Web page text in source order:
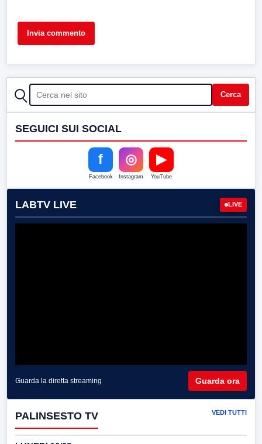
CERCA Cerca
SEGUICI SUI SOCIAL
f
Facebook
◎
Instagram
▶
YouTube
LABTV LIVE LIVE
Guarda la diretta streaming Guarda ora
PALINSESTO TV VEDI TUTTI